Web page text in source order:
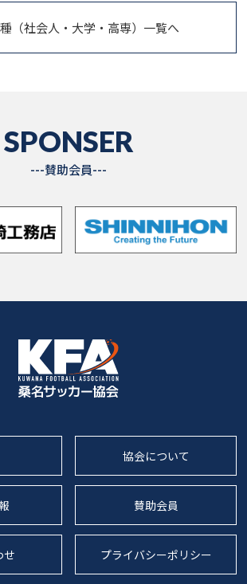
社会人・大学・高専）一覧へ
SPONSER
---賛助会員---
協会について
賛助会員
せ プライバシーポリシー